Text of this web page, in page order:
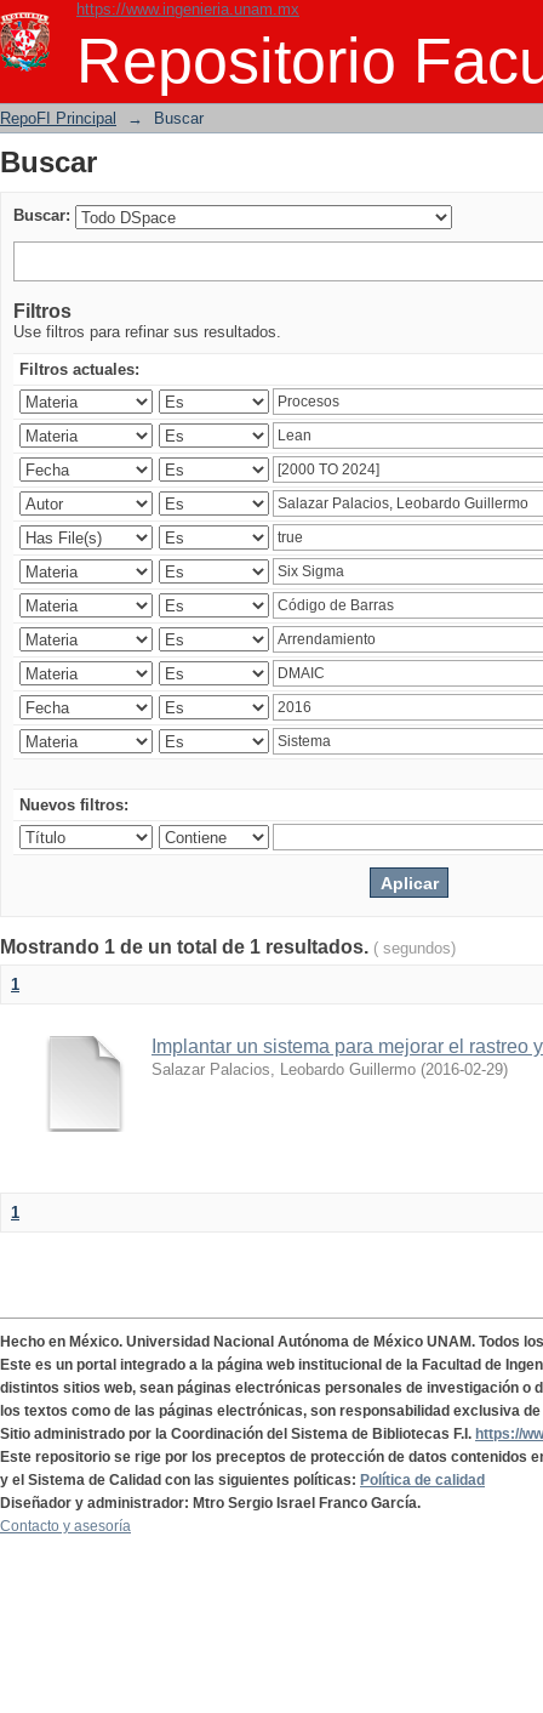
https://www.ingenieria.unam.mx
Repositorio
Buscar
RepoFI Principal → Buscar
Buscar
Buscar:
Filtros
Use filtros para refinar sus resultados.
Filtros actuales:
Nuevos filtros:
Mostrando 1 de un total de 1 resultados. ( segundos)
1
Implantar un sistema para mejorar el rastreo
Salazar Palacios, Leobardo Guillermo (2016-02-29)
1
Hecho en México. Universidad Nacional Autónoma de México UNAM. Todos
Este es un portal integrado a la página web institucional de la Facultad de
distintos sitios web, sean páginas electrónicas personales de investigación o
los textos como de las páginas electrónicas, son responsabilidad exclusiva
Sitio administrado por la Coordinación del Sistema de Bibliotecas F.I. https://
Este repositorio se rige por los preceptos de protección de datos contenidos
y el Sistema de Calidad con las siguientes políticas: Política de calidad
Diseñador y administrador: Mtro Sergio Israel Franco García.
Contacto y asesoría